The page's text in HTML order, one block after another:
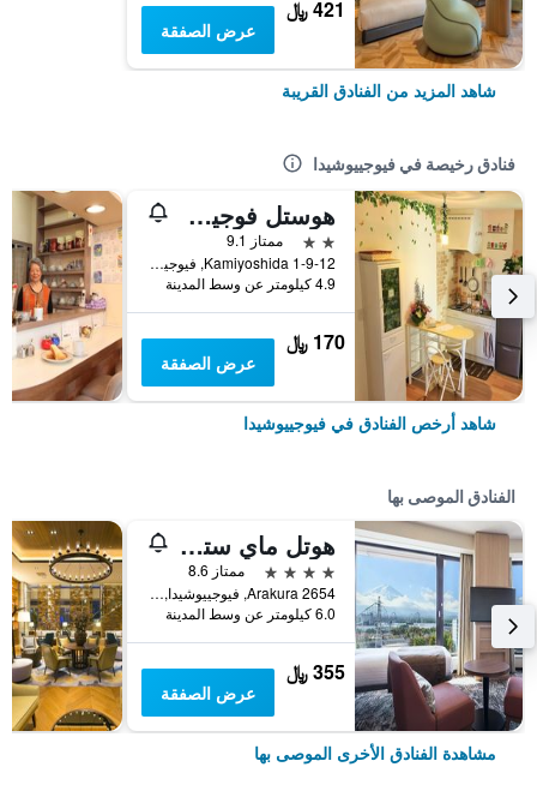
421 ﷼
عرض الصفقة
شاهد المزيد من الفنادق القريبة
فنادق رخيصة في فيوجييوشيدا
هوستل فوجيسان يو
2 نجمتين
ممتاز 9.1
1-9-12 Kamiyoshida, فيوجييوشيدا, اليابان
4.9 كيلومتر عن وسط المدينة
170 ﷼
عرض الصفقة
شاهد أرخص الفنادق في فيوجييوشيدا
الفنادق الموصى بها
هوتل ماي ستيز فوجي أونسين ريزورت
4 نجوم
ممتاز 8.6
2654 Arakura, فيوجييوشيدا, اليابان
6.0 كيلومتر عن وسط المدينة
355 ﷼
عرض الصفقة
مشاهدة الفنادق الأخرى الموصى بها